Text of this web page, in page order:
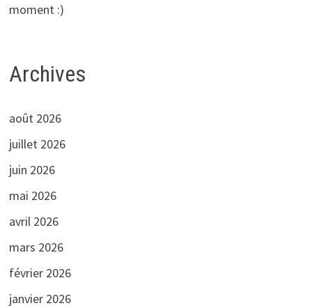
moment :)
Archives
août 2026
juillet 2026
juin 2026
mai 2026
avril 2026
mars 2026
février 2026
janvier 2026